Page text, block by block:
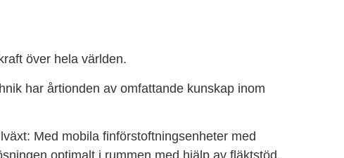
över hela världen.
har årtionden av omfattande kunskap inom
Med mobila finförstoftningsenheter med
optimalt i rummen med hjälp av fläktstöd.